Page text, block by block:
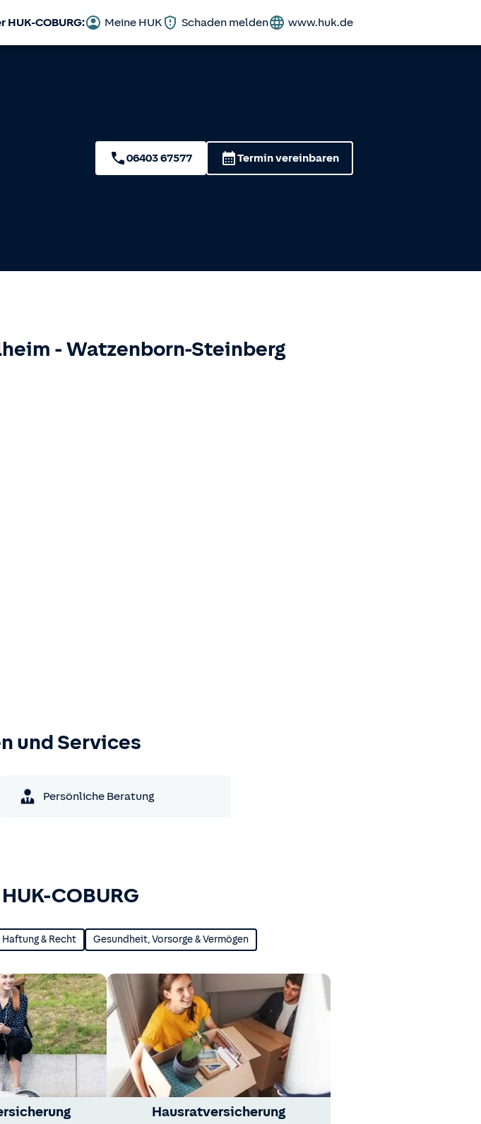
HUK-COBURG: Meine HUK Schaden melden www.huk.de
06403 67577 Termin vereinbaren
- Watzenborn-Steinberg
und Services
Persönliche Beratung
COBURG
Haftung & Recht Gesundheit, Vorsorge & Vermögen
Hausratversicherung